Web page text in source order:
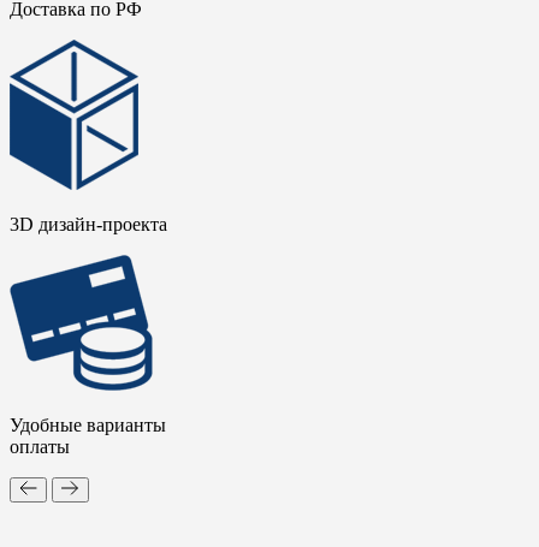
Доставка по РФ
3D дизайн-проекта
Удобные варианты
оплаты